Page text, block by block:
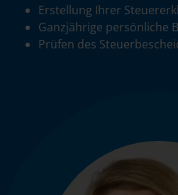
Erstellung Ihrer
Ganzjährige persönliche
Prüfen des